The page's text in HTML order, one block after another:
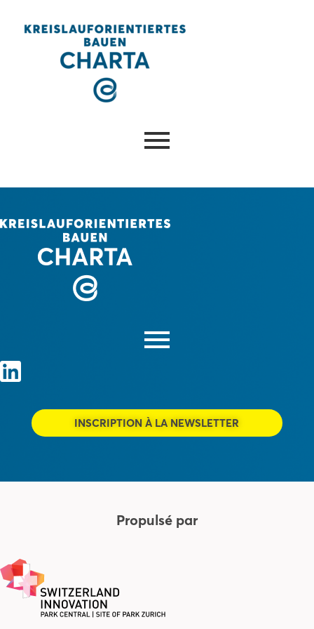
INSCRIPTION À LA NEWSLETTER
Propulsé par